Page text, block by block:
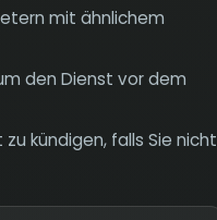
mit ähnlichem
den Dienst vor dem
kündigen, falls Sie nicht